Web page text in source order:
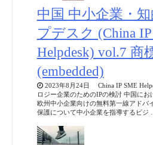
中国 中小企業・
プデスク (China
Helpdesk) vol.7 商
(embedded)
2023年8月24日 China IP SME
ロジー企業のためのIPの検討 中国に
欧州中小企業向けの無料第一線アドバ
保護について中小企業を指導するビジ …